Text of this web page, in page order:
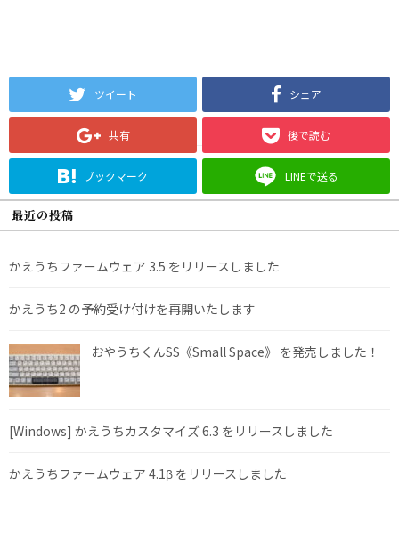
ツイート シェア
共有 後で読む
ブックマーク LINEで送る
最近の投稿
かえうちファームウェア 3.5 をリリースしました
かえうち2 の予約受け付けを再開いたします
おやうちくんSS《Small Space》 を発売しました！
[Windows] かえうちカスタマイズ 6.3 をリリースしました
かえうちファームウェア 4.1β をリリースしました